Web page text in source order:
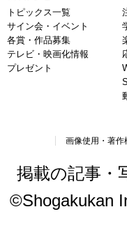
トピックス一覧
サイン会・イベント
各賞・作品募集
テレビ・映画化情報
プレゼント
画像使用・著作
掲載の記事・
©Shogakukan